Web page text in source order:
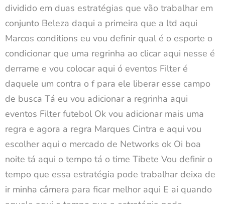
dividido em duas estratégias que vão trabalhar em
conjunto Beleza daqui a primeira que a ltd aqui
Marcos conditions eu vou definir qual é o esporte o
condicionar que uma regrinha ao clicar aqui nesse é
derrame e vou colocar aqui ó eventos Filter é
daquele um contra o f para ele liberar esse campo
de busca Tá eu vou adicionar a regrinha aqui
eventos Filter futebol Ok vou adicionar mais uma
regra e agora a regra Marques Cintra e aqui vou
escolher aqui o mercado de Networks ok Oi boa
noite tá aqui o tempo tá o time Tibete Vou definir o
tempo que essa estratégia pode trabalhar deixa de
ir minha câmera para ficar melhor aqui E ai quando